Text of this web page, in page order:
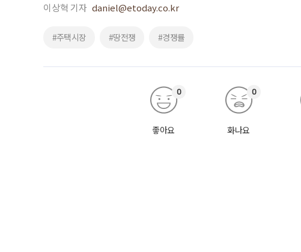
이상혁 기자 daniel@etoday.co.kr
#주택시장 #땅전쟁 #경쟁률
좋아요
0
화나요
0